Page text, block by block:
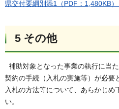
県交付要綱別添1（PDF：1,480KB
5 その他
補助対象となった事業の執行に当
契約の手続（入札の実施等）が必要
入札の方法等について、あらかじめ
い。